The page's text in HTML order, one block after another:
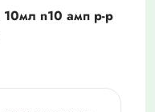
n10 амп р-р